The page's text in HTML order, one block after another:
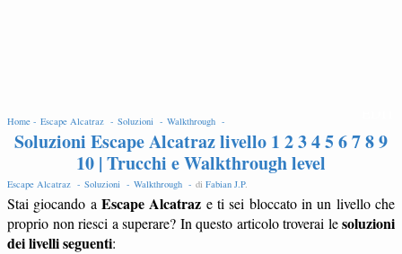
Home - Escape Alcatraz - Soluzioni - Walkthrough -
Soluzioni Escape Alcatraz livello 1 2 3 4 5 6 7 8 9
10 | Trucchi e Walkthrough level
Escape Alcatraz - Soluzioni - Walkthrough - di Fabian J.P.
Stai giocando a Escape Alcatraz e ti sei bloccato in un livello che
proprio non riesci a superare? In questo articolo troverai lesoluzioni
dei livelli seguenti: